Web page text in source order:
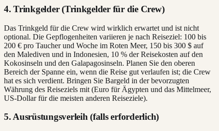
4. Trinkgelder (Trinkgelder für die Crew)
Das Trinkgeld für die Crew wird wirklich erwartet und ist nicht
optional. Die Gepflogenheiten variieren je nach Reiseziel: 100 bis
200 € pro Taucher und Woche im Roten Meer, 150 bis 300 $ auf
den Malediven und in Indonesien, 10 % der Reisekosten auf den
Kokosinseln und den Galapagosinseln. Planen Sie den oberen
Bereich der Spanne ein, wenn die Reise gut verlaufen ist; die Crew
hat es sich verdient. Bringen Sie Bargeld in der bevorzugten
Währung des Reiseziels mit (Euro für Ägypten und das Mittelmeer,
US-Dollar für die meisten anderen Reiseziele).
5. Ausrüstungsverleih (falls erforderlich)